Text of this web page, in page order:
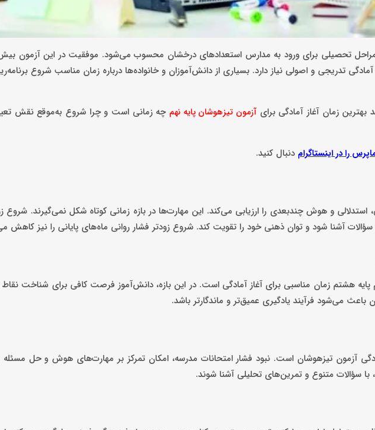
مراحل تحصیلی برای ورود به مدارس استعدادهای درخشان محسوب می‌شود. موفقیت در این آزمون بیش
تدریجی و اصولی نیاز دارد. بسیاری از دانش‌آموزان و خانواده‌ها درباره زمان مناسب شروع
زمان آغاز آمادگی برای آزمون تیزهوشان پایه نهم چه زمانی است و چرا شروع به‌موقع نقش
را در اینستاگرام دنبال کنید.
استدلالی و هوش چندبعدی را ارزیابی می‌کند. این مهارت‌ها در بازه زمانی کوتاه شکل نمی‌گیرند. شروع
آشنا شود و توان ذهنی خود را تقویت کند. شروع زودتر فشار روانی ماه‌های پایانی را نیز کاهش
پایه هشتم زمان مناسبی برای آغاز آمادگی است. در این بازه، دانش‌آموز فرصت کافی برای شناخت
باعث می‌شود فرآیند یادگیری عمیق‌تر و ماندگارتر باشد.
آزمون تیزهوشان است. نبود فشار امتحانات مدرسه، امکان تمرکز بر مهارت‌های هوش و حل مسئله
سؤالات متنوع و تمرین‌های تحلیلی آشنا شوند.